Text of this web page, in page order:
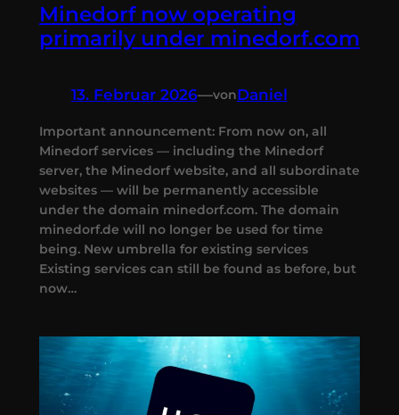
Minedorf now operating
primarily under minedorf.com
13. Februar 2026—vonDaniel
Important announcement: From now on, all
Minedorf services — including the Minedorf
server, the Minedorf website, and all subordinate
websites — will be permanently accessible
under the domain minedorf.com. The domain
minedorf.de will no longer be used for time
being. New umbrella for existing services
Existing services can still be found as before, but
now…